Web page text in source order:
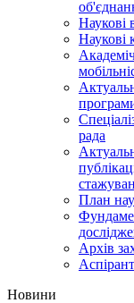
Наукові
Наукові
рада
План
Архів
Hовини